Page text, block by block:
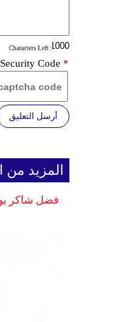
: Characters Left
Security Code *
أرسل التعليق
المزيد من
فضل شاكر